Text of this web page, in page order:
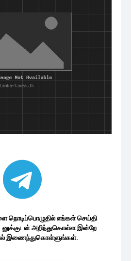
நொடிப்பொழுதில் எங்கள் செய்தி
அறிந்துகொள்ள இன்றே
இணைந்துகொள்ளுங்கள்.